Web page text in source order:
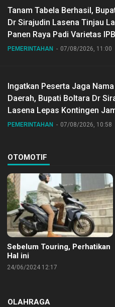
Tanam Tabela Berhasil,
Dr Sirajudin Lasena Tinjau
Panen Raya Padi Varietas
Desa Gihang
PEMERINTAHAN 07/08/2026, 11:00
Ingatkan Peserta Jaga
Daerah, Bupati Boltara Dr
Lasena Lepas Kontingen
Nasional ke XII di Buperta
PEMERINTAHAN 07/08/2026, 10:58
OTOMOTIF
Sebelum Touring, Perhatikan
Hal ini
24/06/2024 12:17
OLAHRAGA